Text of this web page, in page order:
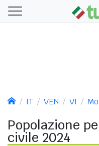
IT VEN VI
Popolazione
civile 2024